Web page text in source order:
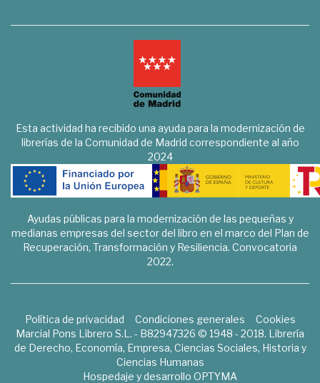
Esta actividad ha recibido una ayuda para la modernización de
librerías de la Comunidad de Madrid correspondiente al año
2024
Ayudas públicas para la modernización de las pequeñas y
medianas empresas del sector del libro en el marco del Plan de
Recuperación, Transformación y Resiliencia. Convocatoria
2022.
Política de privacidad Condiciones generales
Cookies
Marcial Pons Librero S.L. - B82947326 © 1948 - 2018. Librería
de Derecho, Economía, Empresa, Ciencias Sociales, Historia y
Ciencias Humanas
Hospedaje y desarrollo OPTYMA